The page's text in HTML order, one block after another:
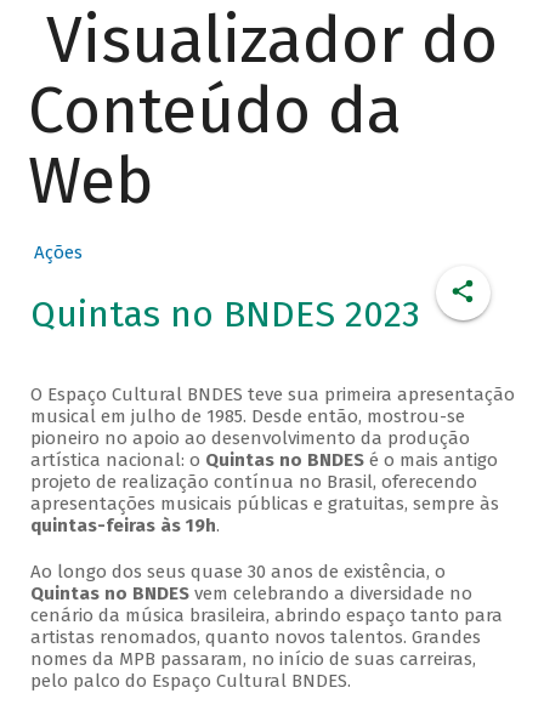
Visualizador do
Conteúdo da
Web
Ações
Quintas no BNDES 2023
O Espaço Cultural BNDES teve sua primeira apresentação
musical em julho de 1985. Desde então, mostrou-se
pioneiro no apoio ao desenvolvimento da produção
artística nacional: o Quintas no BNDESé o mais antigo
projeto de realização contínua no Brasil, oferecendo
apresentações musicais públicas e gratuitas, sempre às
quintas-feiras às 19h.
Ao longo dos seus quase 30 anos de existência, o
Quintas no BNDESvem celebrando a diversidade no
cenário da música brasileira, abrindo espaço tanto para
artistas renomados, quanto novos talentos. Grandes
nomes da MPB passaram, no início de suas carreiras,
pelo palco do Espaço Cultural BNDES.